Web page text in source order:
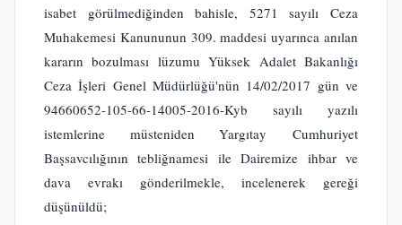
isabet görülmediğinden bahisle, 5271 sayılı Ceza
Muhakemesi Kanununun 309. maddesi uyarınca anılan
kararın bozulması lüzumu Yüksek Adalet Bakanlığı
Ceza İşleri Genel Müdürlüğü'nün 14/02/2017 gün ve
94660652-105-66-14005-2016-Kyb sayılı yazılı
istemlerine müsteniden Yargıtay Cumhuriyet
Başsavcılığının tebliğnamesi ile Dairemize ihbar ve
dava evrakı gönderilmekle, incelenerek gereği
düşünüldü;